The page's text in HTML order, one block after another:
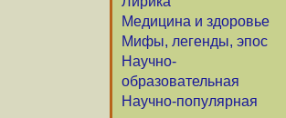
Медицина и здоровье
Мифы, легенды, эпос
Научно-
образовательная
Научно-популярная